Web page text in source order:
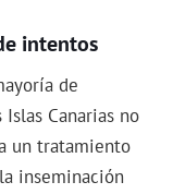
intentos
de
Canarias no
un tratamiento
inseminación